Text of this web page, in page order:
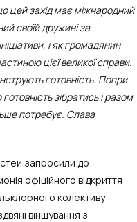
цей захід має міжнародний
своїй дружині за
і як громадянин
цієї великої справи.
готовність. Попри
зібратись і разом
потребує. Слава
запросили до
офіційного відкриття
колективу
віншування з